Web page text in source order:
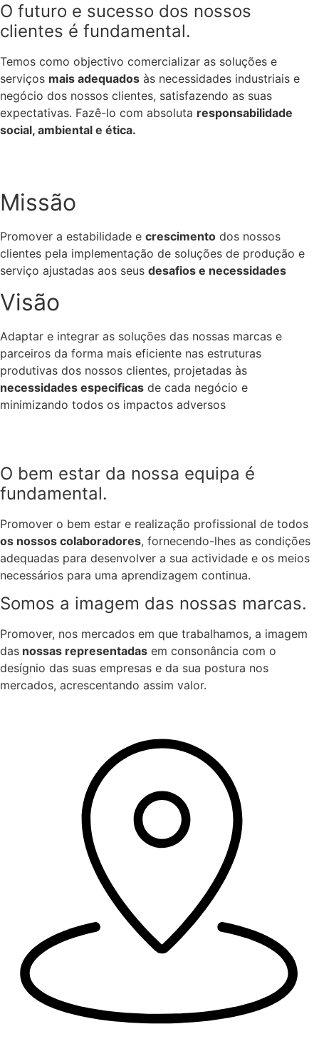
O futuro e sucesso dos nossos
clientes é fundamental.
Temos como objectivo comercializar as soluções e
serviços mais adequados às necessidades industriais e
negócio dos nossos clientes, satisfazendo as suas
expectativas. Fazê-lo com absoluta responsabilidade
social, ambiental e ética.
Missão
Promover a estabilidade e crescimento dos nossos
clientes pela implementação de soluções de produção e
serviço ajustadas aos seus desafios e necessidades
Visão
Adaptar e integrar as soluções das nossas marcas e
parceiros da forma mais eficiente nas estruturas
produtivas dos nossos clientes, projetadas às
necessidades especificas de cada negócio e
minimizando todos os impactos adversos
O bem estar da nossa equipa é
fundamental.
Promover o bem estar e realização profissional de todos
os nossos colaboradores, fornecendo-lhes as condições
adequadas para desenvolver a sua actividade e os meios
necessários para uma aprendizagem continua.
Somos a imagem das nossas marcas.
Promover, nos mercados em que trabalhamos, a imagem
das nossas representadas em consonância com o
desígnio das suas empresas e da sua postura nos
mercados, acrescentando assim valor.